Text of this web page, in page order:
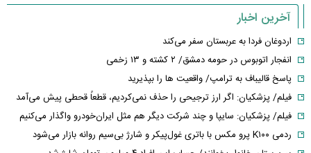
چین از بمب افکن H-۶N با موشک هسته‌ای رونمایی کرد
آخرین اخبار
اردوغان فردا به عربستان سفر می‌کند
انفجار اتوبوس در حومه دمشق/ ۲ کشته و ۱۳ زخمی
پاسخ قالیباف به ترامپ/ واقعیت ها را بپذیرید
فیلم/ پزشکیان: اگر ارز ترجیحی را حذف نمی‌کردیم، قطعاً قحطی پیش می‌آمد